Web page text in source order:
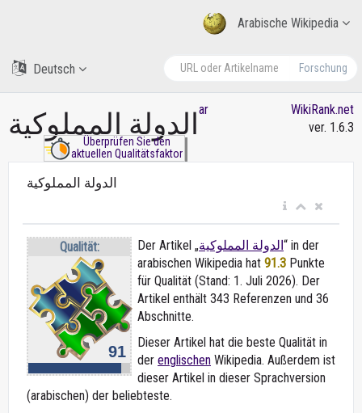
Arabische Wikipedia
Forschung
Deutsch
الدولة المملوكية ar
Überprüfen Sie den
aktuellen Qualitätsfaktor
WikiRank.net
ver. 1.6.3
الدولة المملوكية
Qualität:
91
Der Artikel „الدولة المملوكية“ in der
arabischen Wikipedia hat 91.3 Punkte
für Qualität (Stand: 1. Juli 2026). Der
Artikel enthält 343 Referenzen und 36
Abschnitte.
Dieser Artikel hat die beste Qualität in
der englischen Wikipedia. Außerdem ist
dieser Artikel in dieser Sprachversion
(arabischen) der beliebteste.